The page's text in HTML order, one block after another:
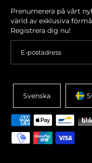
Prenumerera på vårt
värld av exklusiva
Registrera dig nu!
Svenska